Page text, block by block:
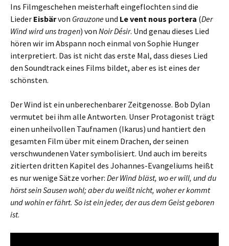
Ins Filmgeschehen meisterhaft eingeflochten sind die
Lieder Eisbärvon Grauzoneund Le vent nous portera (Der
Wind wird uns tragen) von Noir Désir. Und genau dieses Lied
hören wir im Abspann noch einmal von Sophie Hunger
interpretiert. Das ist nicht das erste Mal, dass dieses Lied
den Soundtrack eines Films bildet, aber es ist eines der
schönsten.
Der Wind ist ein unberechenbarer Zeitgenosse. Bob Dylan
vermutet bei ihm alle Antworten. Unser Protagonist trägt
einen unheilvollen Taufnamen (Ikarus) und hantiert den
gesamten Film über mit einem Drachen, der seinen
verschwundenen Vater symbolisiert. Und auch im bereits
zitierten dritten Kapitel des Johannes-Evangeliums heißt
es nur wenige Sätze vorher: Der Wind bläst, wo er will, und du
hörst sein Sausen wohl; aber du weißt nicht, woher er kommt
und wohin er fährt. So ist ein jeder, der aus dem Geist geboren
ist.